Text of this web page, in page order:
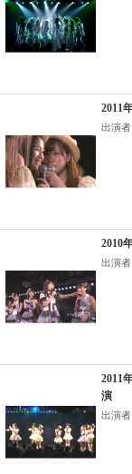
2011
出演
2010
出演
2011
演
出演